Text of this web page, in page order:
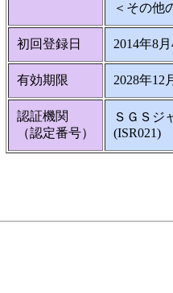
＜その他
初回登録日 2014年8
有効期限 2028年12
認証機関
（認定番号）
ＳＧＳジ
(ISR021)